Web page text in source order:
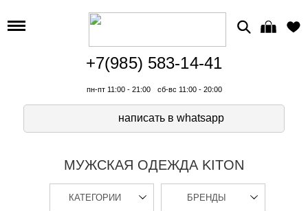
+7(985) 583-14-41
пн-пт 11:00 - 21:00 сб-вс 11:00 - 20:00
написать в whatsapp
МУЖСКАЯ ОДЕЖДА KITON
КАТЕГОРИИ БРЕНДЫ